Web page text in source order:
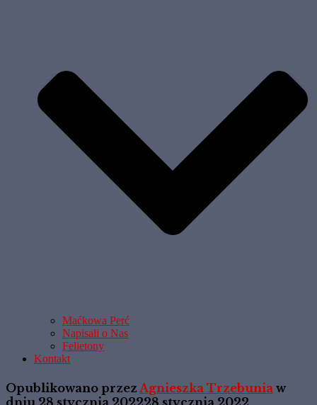
Maćkowa Perć
Napisali o Nas
Felietony
Kontakt
Opublikowano przez Agnieszka Trzebunia w
dniu 28 stycznia 202228 stycznia 2022